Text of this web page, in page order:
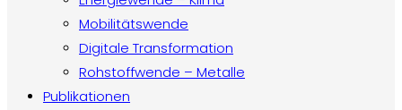
Mobilitätswende
Digitale Transformation
Rohstoffwende – Metalle
Publikationen